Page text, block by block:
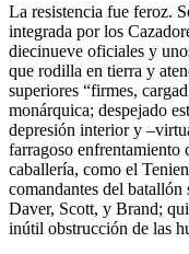
La resistencia fue feroz.
integrada por los
diecinueve oficiales y
que rodilla en tierra y
superiores “firmes,
monárquica; despejado
depresión interior y
farragoso enfrentamiento
caballería, como el
comandantes del
Daver, Scott, y Brand;
inútil obstrucción de las